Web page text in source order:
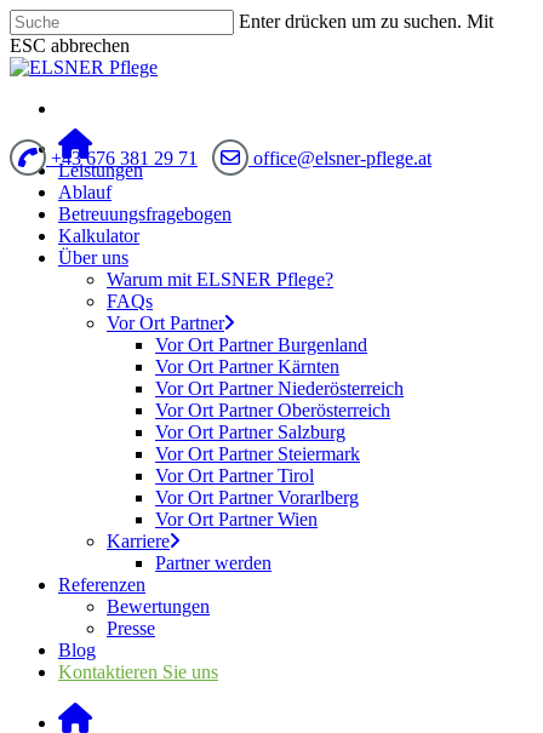
Enter drücken um zu suchen. Mit
ESC abbrechen
+43 676 381 29 71 office@elsner-pflege.at
Leistungen
Ablauf
Betreuungsfragebogen
Kalkulator
Über uns
Warum mit ELSNER Pflege?
FAQs
Vor Ort Partner
Vor Ort Partner Burgenland
Vor Ort Partner Kärnten
Vor Ort Partner Niederösterreich
Vor Ort Partner Oberösterreich
Vor Ort Partner Salzburg
Vor Ort Partner Steiermark
Vor Ort Partner Tirol
Vor Ort Partner Vorarlberg
Vor Ort Partner Wien
Karriere
Partner werden
Referenzen
Bewertungen
Presse
Blog
Kontaktieren Sie uns